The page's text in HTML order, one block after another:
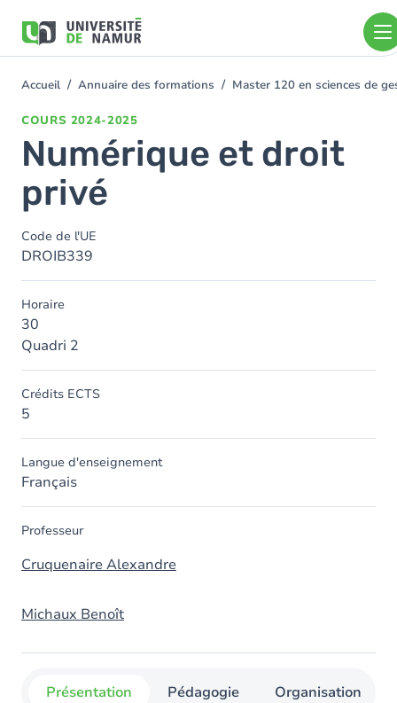
contenu
You
Accueil Annuaire des formations Master 120 en sciences de
COURS 2024-2025
Numérique et droit
privé
Code de l'UE
DROIB339
Horaire
30
Quadri 2
Crédits ECTS
5
Langue d'enseignement
Français
Professeur
Cruquenaire Alexandre
Michaux Benoît
Présentation Pédagogie Organisation